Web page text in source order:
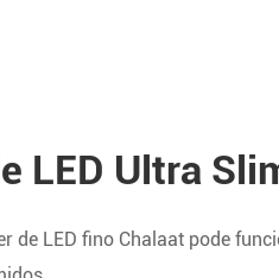
LED Ultra
de LED fino Chalaat pode